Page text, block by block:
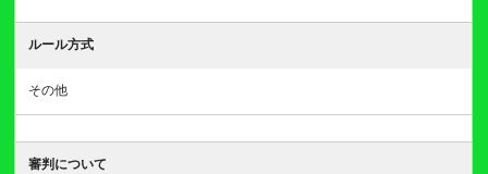
ルール方式
その他
審判について